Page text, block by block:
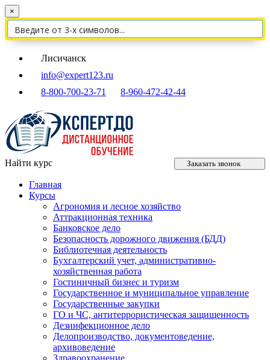
×
Лисичанск
info@expert123.ru
8-800-700-23-71
8-960-472-42-44
Найти курс Заказать звонок
Главная
Курсы
Агрономия и лесное хозяйство
Аттракционная техника
Банковское дело
Безопасность дорожного движения (БДД)
Библиотечная деятельность
Бухгалтерский учет, административно-
хозяйственная работа
Гостиничный бизнес и туризм
Государственное и муниципальное управление
Государственные закупки
ГО и ЧС, антитеррористическая защищенность
Дезинфекционное дело
Делопроизводство, документоведение,
архивоведение
Здравоохранение